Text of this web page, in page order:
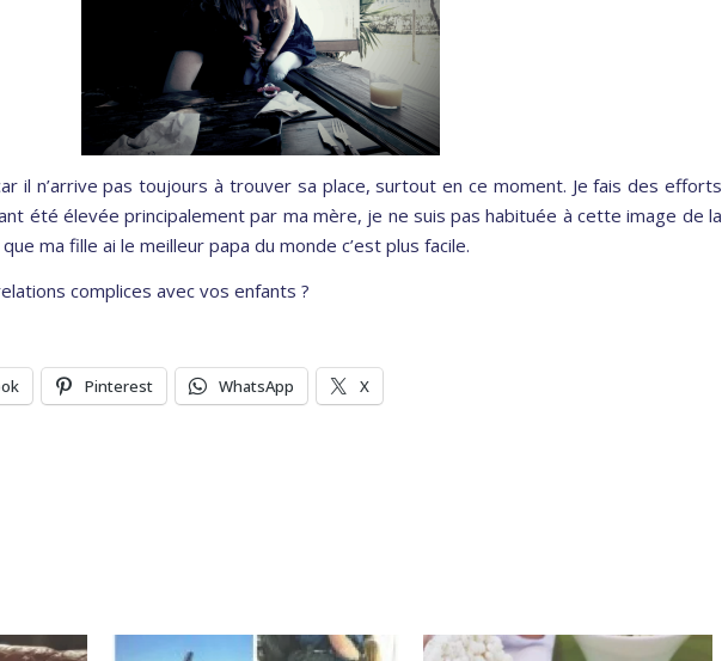
il n’arrive pas toujours à trouver sa place, surtout en ce moment. Je fais des efforts
été élevée principalement par ma mère, je ne suis pas habituée à cette image de la
que ma fille ai le meilleur papa du monde c’est plus facile.
complices avec vos enfants ?
Pinterest WhatsApp X